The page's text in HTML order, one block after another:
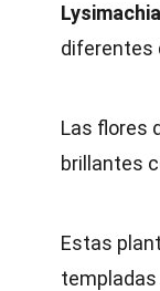
Lysimachia
diferentes
Las flores
brillantes
Estas
templadas